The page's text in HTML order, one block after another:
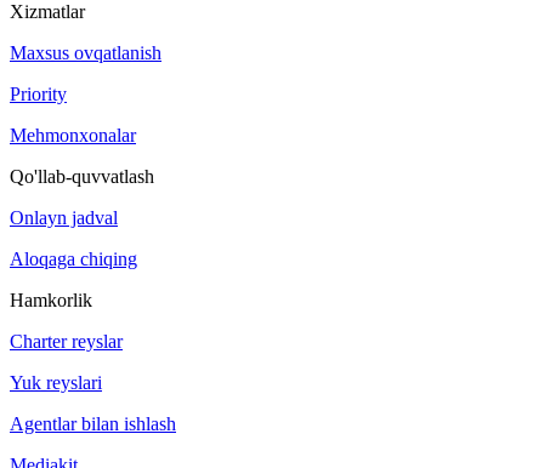
Xizmatlar
Maxsus ovqatlanish
Priority
Mehmonxonalar
Qo'llab-quvvatlash
Onlayn jadval
Aloqaga chiqing
Hamkorlik
Charter reyslar
Yuk reyslari
Agentlar bilan ishlash